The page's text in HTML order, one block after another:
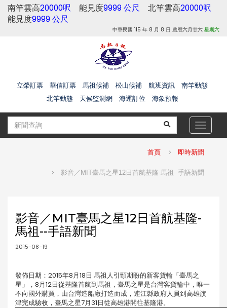
南竿雲高20000呎 能見度9999 公尺 北竿雲高20000呎
能見度9999 公尺
中華民國 115 年 8 月 8 日 農曆六月廿六 星期六
立榮訂票 華信訂票 馬祖候補 松山候補 航班資訊
南竿動態
北竿動態
天候監測網 海運訂位 海象預報
Toggle
首頁 即時新聞
影音／MIT臺馬之星12日首航基隆-馬祖--手語新聞
影音／MIT臺馬之星12日首航基隆-
馬祖--手語新聞
2015-08-19
發佈日期：2015年8月18日 馬祖人引頸期盼的新客貨輪「臺馬之
星」，8月12日從基隆首航到馬祖，臺馬之星是台灣客貨輪中，唯一
不向國外購買，由台灣造船廠打造而成，連江縣政府人員到高雄旗
津完成驗收，臺馬之星7月31日從高雄港開往基隆港。